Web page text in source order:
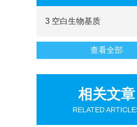
3 空白生物基质
查看全部
相关文章
RELATED